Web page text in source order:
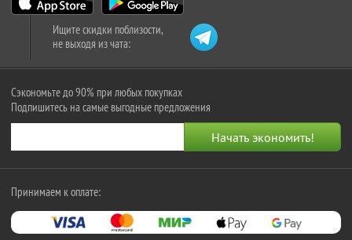
Ищите скидки поблизости,
не выходя из чата:
Сэкономьте до 90% при любых покупках
Подпишитесь на самые выгодные предложения
Принимаем к оплате: